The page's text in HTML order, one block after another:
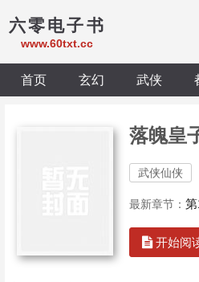
六零电子书
www.60txt.cc
首页 玄幻 武侠
落魄皇
武侠仙侠
最新章节：
开始阅